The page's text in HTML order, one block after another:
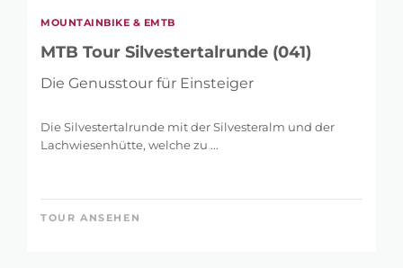
MOUNTAINBIKE & EMTB
MTB Tour Silvestertalrunde (041)
Die Genusstour für Einsteiger
Die Silvestertalrunde mit der Silvesteralm und der
Lachwiesenhütte, welche zu ...
TOUR ANSEHEN